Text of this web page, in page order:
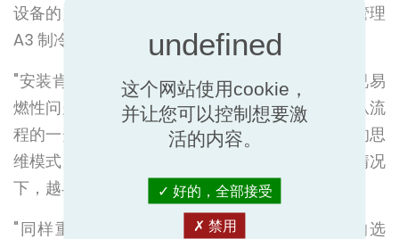
设备的员工进行了适当的培训，使他们能够随时管理
A3 制冷剂回路。
"安装肯定是关键点之一。我们决定不回避或忽视易
燃性问题。我们的目的不是要重写规则，而是要从流
程的一开始就提供指导，让项目设计者进入正确的思
维模式，确保立即对潜在风险进行评估。在这种情况
下，越早越好"。
"同样重要的是，根据系统设计和设备制造商的选
这个网站使用cookie，
并让您可以控制想要激
活的内容。
好的，全部接受
禁用